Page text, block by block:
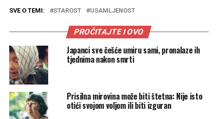
SVE O TEMI: STAROST USAMLJENOST
PROČITAJTE I OVO
Japanci sve češće umiru sami, pronalaze ih
tjednima nakon smrti
Prisilna mirovina može biti štetna: Nije isto
otići svojom voljom ili biti izguran